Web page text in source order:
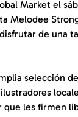
Market el
Melodee
de una
selección
les firmen